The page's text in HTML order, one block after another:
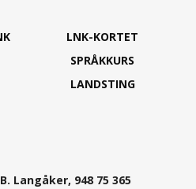
LNK-KORTET
SPRÅKKURS
LANDSTING
Langåker, 948 75 365